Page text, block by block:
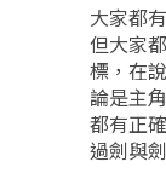
大家都
但大家
標，在
論是主
都有正
過劍與